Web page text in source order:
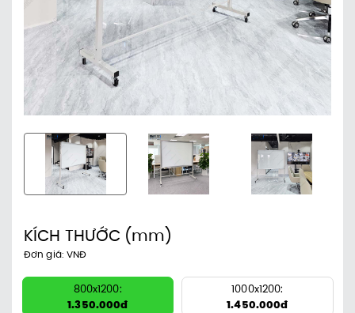
KÍCH THƯỚC (mm)
Đơn giá: VNĐ
800x1200:
1.350.000đ
1000x1200:
1.450.000đ